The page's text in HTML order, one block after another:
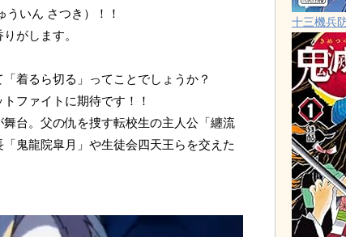
いん さつき）！！
がします。
着るら切る」ってことでしょうか？
ファイトに期待です！！
台。父の仇を捜す転校生の主人公「纏流
鬼龍院皐月」や生徒会四天王らを交えた
十三機兵